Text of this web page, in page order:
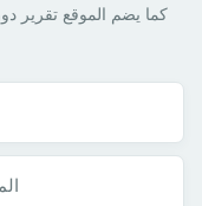
كما يضم الموقع تقرير